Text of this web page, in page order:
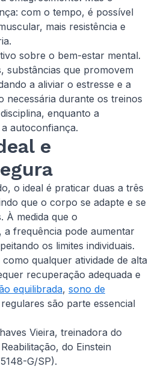
com o tempo, é possível
mais resistência e
sobre o bem-estar mental.
substâncias que promovem
a aliviar o estresse e a
necessária durante os treinos
enquanto a
autoconfiança.
e
o ideal é praticar duas a três
que o corpo se adapte e se
À medida que o
frequência pode aumentar
os limites individuais.
qualquer atividade de alta
recuperação adequada e
equilibrada, sono de
são parte essencial
Vieira, treinadora do
do Einstein
G/SP).